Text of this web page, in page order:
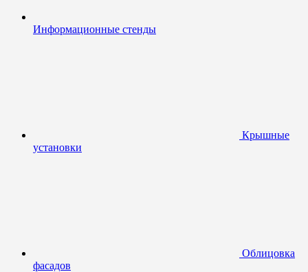
Информационные стенды
Крышные
установки
Облицовка
фасадов